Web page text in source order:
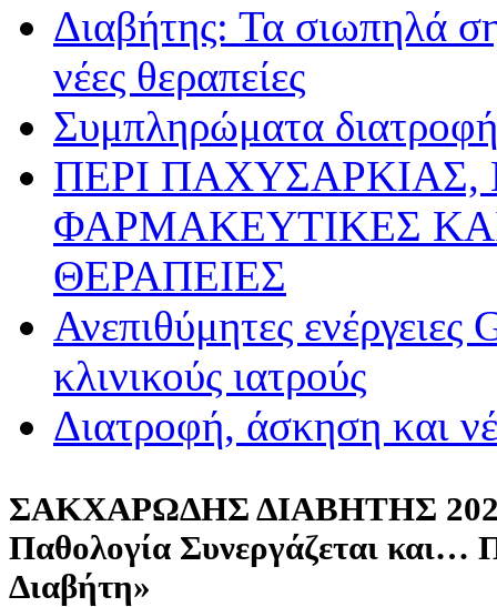
Διαβήτης: Τα σιωπηλά
νέες θεραπείες
Συμπληρώματα
ΠΕΡΙ
ΦΑΡΜΑΚΕΥΤΙΚΕΣ
ΘΕΡΑΠΕΙΕΣ
Ανεπιθύμητες
κλινικούς ιατρούς
Διατροφή, άσκηση και
ΣΑΚΧΑΡΩΔΗΣ ΔΙΑΒΗΤΗΣ
Παθολογία Συνεργάζεται και…
Διαβήτη»